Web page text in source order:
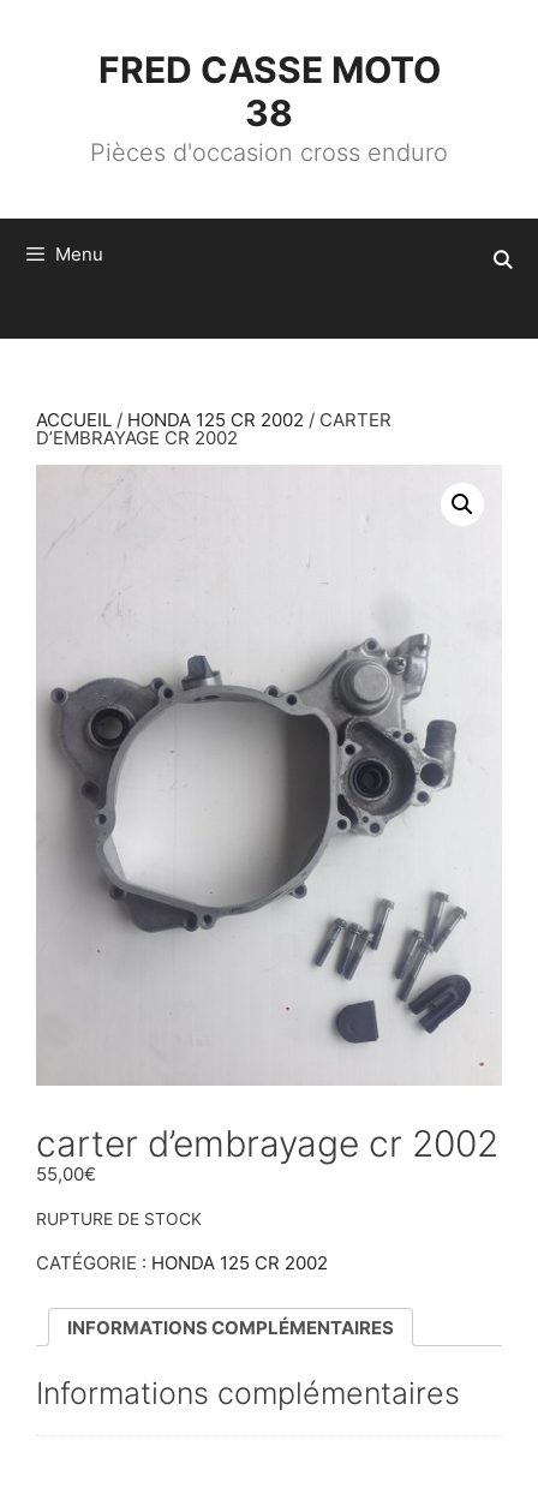
FRED CASSE MOTO
38
Pièces d'occasion cross enduro
Menu
ACCUEIL / HONDA 125 CR 2002 / CARTER
D’EMBRAYAGE CR 2002
carter d’embrayage cr 2002
55,00€
RUPTURE DE STOCK
CATÉGORIE : HONDA 125 CR 2002
INFORMATIONS COMPLÉMENTAIRES
Informations complémentaires